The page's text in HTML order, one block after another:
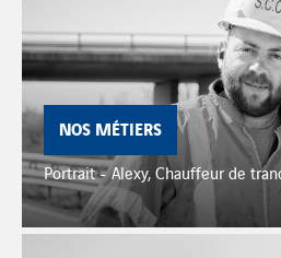
NOS MÉTIERS
Portrait - Alexy, Chauffeur de